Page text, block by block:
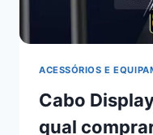
ACESSÓRIOS E
Cabo
qual